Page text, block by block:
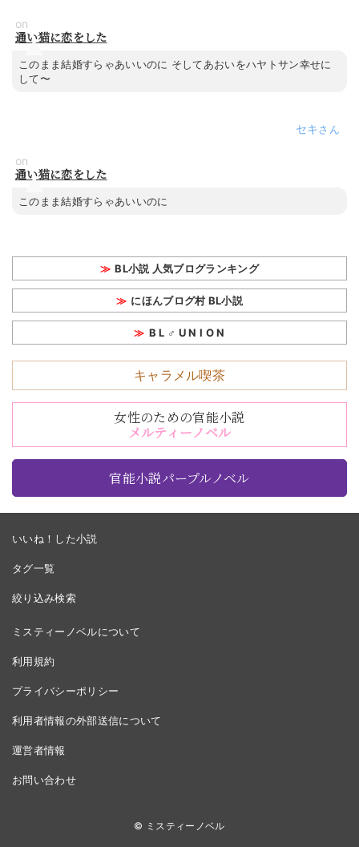
on
通い猫に恋をした
このまま結婚すらゃあいいのに そしてあおいをハヤトサン幸せに
して〜
セキ
on
通い猫に恋をした
このまま結婚すらゃあいいのに
BL小説 人気ブログランキング
にほんブログ村 BL小説
B L ♂ U N I O N
キャラメル喫茶
女性のための官能小説
メルティーノベル
官能小説パープルノベル
いいね！した小説
タグ一覧
絞り込み検索
ミスティーノベルについて
利用規約
プライバシーポリシー
利用者情報の外部送信について
運営者情報
お問い合わせ
© ミスティーノベル